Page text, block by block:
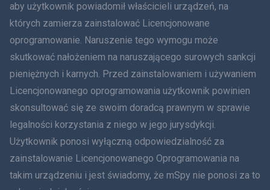
Holenderski
עברית
Rumunia
Tiếng Việt
繁體中文
aby użytkownik powiadomił właścicieli urządzeń, na
których zamierza zainstalować Licencjonowane
oprogramowanie. Naruszenie tego wymogu może
skutkować nałożeniem na naruszającego surowych sankcji
pieniężnych i karnych. Przed zainstalowaniem i używaniem
Licencjonowanego oprogramowania użytkownik powinien
skonsultować się ze swoim doradcą prawnym w sprawie
legalności korzystania z niego w jego jurysdykcji.
Użytkownik ponosi wyłączną odpowiedzialność za
zainstalowanie Licencjonowanego Oprogramowania na
takim urządzeniu i jest świadomy, że mSpy nie ponosi za to